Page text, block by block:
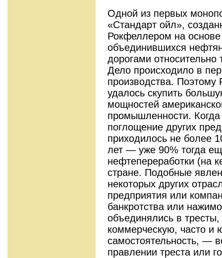
Одной из первых
«Стан­дарт ойл»,
Рокфеллером на
объединившихся
дорогами
Дело происходило в
производ­ства. Поэтому
удалось скупить
мощностей
промышленности.
поглощение других
приходилось не более
лет — уже 90% тогда
нефтепереработки (на
стране. Подобные
неко­торых других
предприятия или
банкротства или
объединялись в
коммерческую, часто и
самостоятельность, —
правлении треста или